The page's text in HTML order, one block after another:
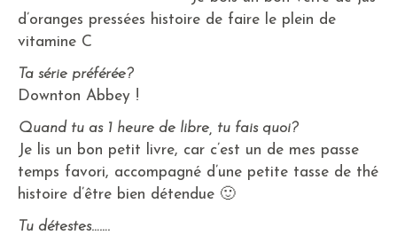
d’oranges pressées histoire de faire le plein de
vitamine C
Ta série préférée?
Downton Abbey !
Quand tu as 1 heure de libre, tu fais quoi?
Je lis un bon petit livre, car c’est un de mes passe
temps favori, accompagné d’une petite tasse de thé
histoire d’être bien détendue 🙂
Tu détestes…….